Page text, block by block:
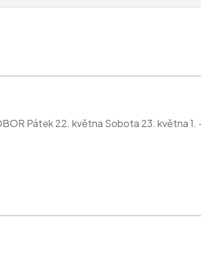
Pátek 22. května Sobota 23. května 1.